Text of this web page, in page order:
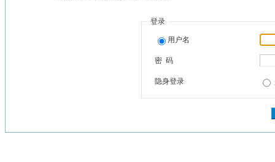
登录
用户名
密 码
隐身登录